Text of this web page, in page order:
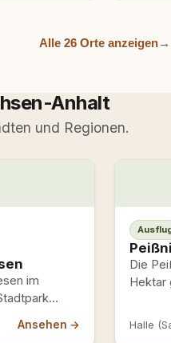
Alle 26 Orte anzeigen→
Anhalt
und Regionen.
im
auf
Ansehen →
Die
Hektar
Halle